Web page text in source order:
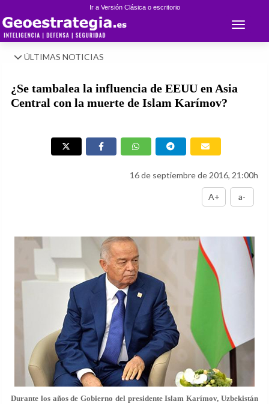
Ir a Versión Clásica o escritorio
Toggle
ÚLTIMAS NOTICIAS
¿Se tambalea la influencia de EEUU en Asia
Central con la muerte de Islam Karímov?
16 de septiembre de 2016, 21:00h
A+ a-
Durante los años de Gobierno del presidente Islam Karímov, Uzbekistán